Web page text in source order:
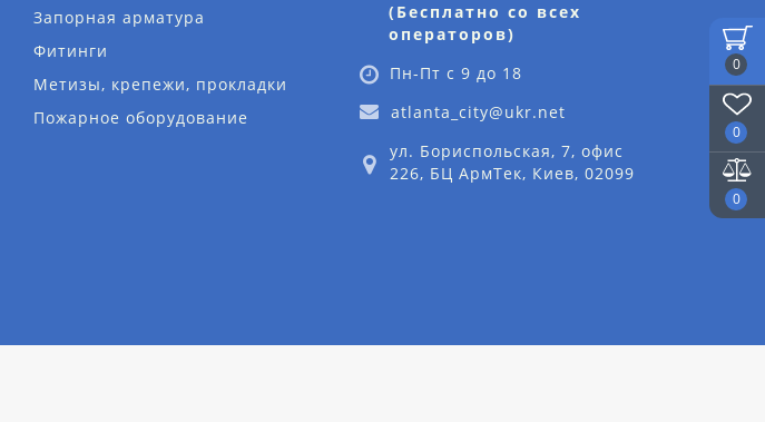
0
0
0
Запорная арматура
Фитинги
Метизы, крепежи, прокладки
Пожарное оборудование
(Бесплатно со всех
операторов)
Пн-Пт с 9 до 18
atlanta_city@ukr.net
ул. Бориспольская, 7, офис
226, БЦ АрмТек, Киев, 02099